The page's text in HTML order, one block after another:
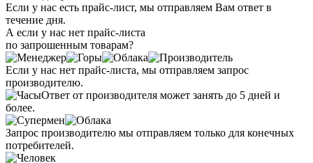
Если у нас есть прайс-лист, мы отправляем Вам ответ в
течение дня.
А если у нас нет прайс-листа
по запрошенным товарам?
Если у нас нет прайс-листа, мы отправляем запрос
производителю.
Ответ от производителя может занять до 5 дней и
более.
Запрос производителю мы отправляем только для конечных
потребителей.